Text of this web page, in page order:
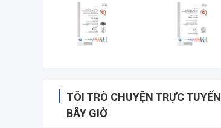
TÔI TRÒ CHUYỆN TRỰC TUYẾN
BÂY GIỜ